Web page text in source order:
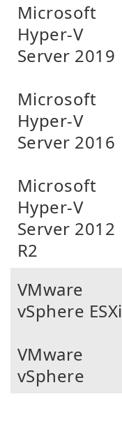
Microsoft
Hyper-V
Server 2019
Microsoft
Hyper-V
Server 2016
Microsoft
Hyper-V
Server 2012
R2
VMware
vSphere ESXi
VMware
vSphere